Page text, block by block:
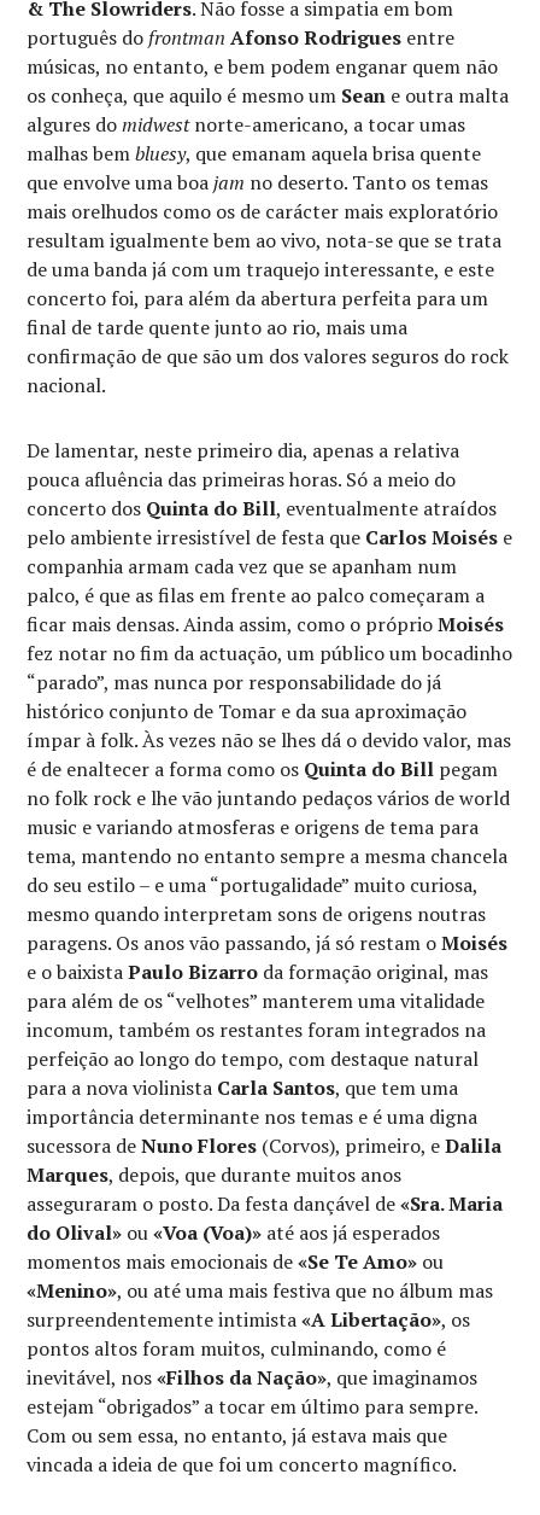
& The Slowriders. Não fosse a simpatia em bom
português do frontmanAfonso Rodrigues entre
músicas, no entanto, e bem podem enganar quem não
os conheça, que aquilo é mesmo um Sean e outra malta
algures domidwestnorte-americano, a tocar umas
malhas bembluesy, que emanam aquela brisa quente
que envolve uma boajam no deserto. Tanto os temas
mais orelhudos como os de carácter mais exploratório
resultam igualmente bem ao vivo, nota-se que se trata
de uma banda já com um traquejo interessante, e este
concerto foi, para além da abertura perfeita para um
final de tarde quente junto ao rio, mais uma
confirmação de que são um dos valores seguros do rock
nacional.
De lamentar, neste primeiro dia, apenas a relativa
pouca afluência das primeiras horas. Só a meio do
concerto dos Quinta do Bill, eventualmente atraídos
pelo ambiente irresistível de festa que Carlos Moisés e
companhia armam cada vez que se apanham num
palco, é que as filas em frente ao palco começaram a
ficar mais densas. Ainda assim, como o próprioMoisés
fez notar no fim da actuação, um público um bocadinho
“parado”, mas nunca por responsabilidade do já
histórico conjunto de Tomar e da sua aproximação
ímpar à folk. Às vezes não se lhes dá o devido valor, mas
é de enaltecer a forma como os Quinta do Bill pegam
no folk rock e lhe vão juntando pedaços vários de world
music e variando atmosferas e origens de tema para
tema, mantendo no entanto sempre a mesma chancela
do seu estilo – e uma “portugalidade” muito curiosa,
mesmo quando interpretam sons de origens noutras
paragens. Os anos vão passando, já só restam oMoisés
e o baixistaPaulo Bizarro da formação original, mas
para além de os “velhotes” manterem uma vitalidade
incomum, também os restantes foram integrados na
perfeição ao longo do tempo, com destaque natural
para a nova violinista Carla Santos, que tem uma
importância determinante nos temas e é uma digna
sucessora deNuno Flores (Corvos), primeiro, eDalila
Marques, depois, que durante muitos anos
asseguraram o posto. Da festa dançável de«Sra. Maria
do Olival» ou«Voa (Voa)» até aos já esperados
momentos mais emocionais de«Se Te Amo» ou
«Menino», ou até uma mais festiva que no álbum mas
surpreendentemente intimista«A Libertação», os
pontos altos foram muitos, culminando, como é
inevitável, nos«Filhos da Nação», que imaginamos
estejam “obrigados” a tocar em último para sempre.
Com ou sem essa, no entanto, já estava mais que
vincada a ideia de que foi um concerto magnífico.